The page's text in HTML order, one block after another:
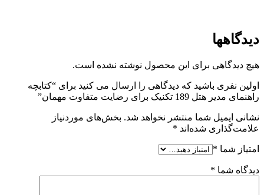
دیدگاهها
هیچ دیدگاهی برای این محصول نوشته نشده است.
اولین نفری باشید که دیدگاهی را ارسال می کنید برای “کتابچه
راهنمای مدیر هتل 189 تکنیک برای رضایت متفاوت مهمان”
نشانی ایمیل شما منتشر نخواهد شد. بخش‌های موردنیاز
علامت‌گذاری شده‌اند *
امتیاز شما *
دیدگاه شما *